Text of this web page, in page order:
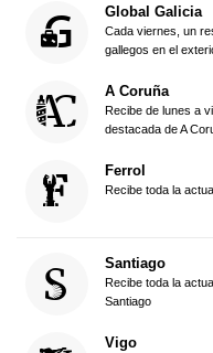
Global Galicia
Cada viernes, un
gallegos en el
A Coruña
Recibe de lunes a
destacada de A
Ferrol
Recibe toda la
Santiago
Recibe toda la
Santiago
Vigo